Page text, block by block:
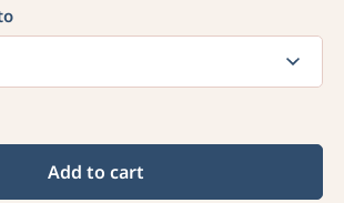
Add to cart